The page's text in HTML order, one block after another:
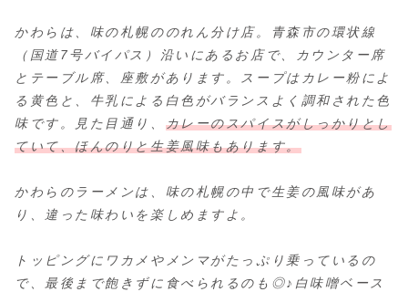
かわらは、味の札幌ののれん分け店。青森市の環状線
（国道7号バイパス）沿いにあるお店で、カウンター席
とテーブル席、座敷があります。スープはカレー粉によ
る黄色と、牛乳による白色がバランスよく調和された色
味です。見た目通り、 カレーのスパイスがしっかりとし
ていて、ほんのりと生姜風味もあります。
かわらのラーメンは、味の札幌の中で生姜の風味があ
り、違った味わいを楽しめますよ。
トッピングにワカメやメンマがたっぷり乗っているの
で、最後まで飽きずに食べられるのも◎♪白味噌ベース